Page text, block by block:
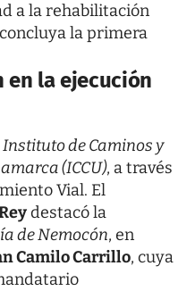
a la rehabilitación
la primera
en la ejecución
Instituto de Caminos y
(ICCU), a través
Vial. El
destacó la
de Nemocón, en
Camilo Carrillo, cuya